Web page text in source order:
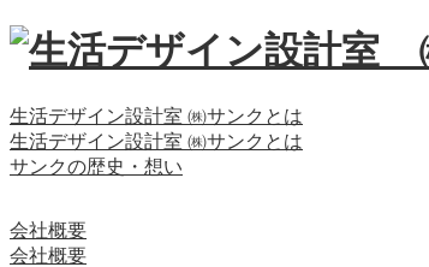
生活デザイン設計室 ㈱サンクとは
生活デザイン設計室 ㈱サンクとは
サンクの歴史・想い
会社概要
会社概要